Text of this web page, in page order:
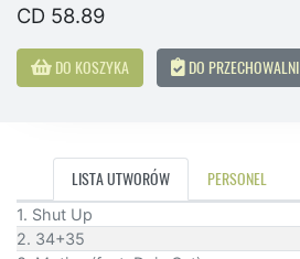
CD 58.89
DO KOSZYKA DO PRZECHOWALNI
LISTA UTWORÓW PERSONEL
1. Shut Up
2. 34+35